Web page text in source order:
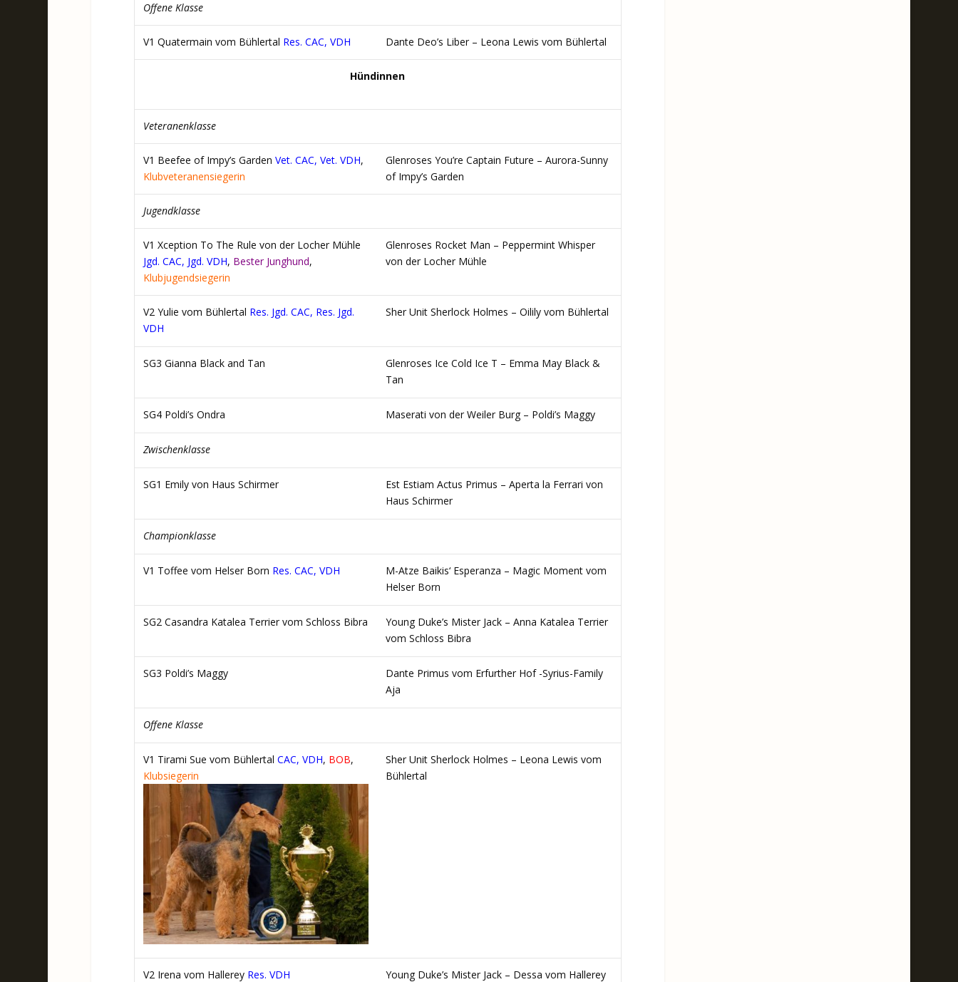
Offene Klasse
V1 Quatermain vom Bühlertal Res. CAC, VDH Dante Deo’s Liber – Leona Lewis vom Bühlertal
Hündinnen
Veteranenklasse
V1 Beefee of Impy’s Garden Vet. CAC, Vet. VDH,
Klubveteranensiegerin
Glenroses You’re Captain Future – Aurora-Sunny
of Impy’s Garden
Jugendklasse
V1 Xception To The Rule von der Locher Mühle
Jgd. CAC, Jgd. VDH, Bester Junghund,
Klubjugendsiegerin
Glenroses Rocket Man – Peppermint Whisper
von der Locher Mühle
V2 Yulie vom Bühlertal Res. Jgd. CAC, Res. Jgd.
VDH
Sher Unit Sherlock Holmes – Oilily vom Bühlertal
SG3 Gianna Black and Tan
Glenroses Ice Cold Ice T – Emma May Black &
Tan
SG4 Poldi’s Ondra Maserati von der Weiler Burg – Poldi’s Maggy
Zwischenklasse
SG1 Emily von Haus Schirmer
Est Estiam Actus Primus – Aperta la Ferrari von
Haus Schirmer
Championklasse
V1 Toffee vom Helser Born Res. CAC, VDH
M-Atze Baikis‘ Esperanza – Magic Moment vom
Helser Born
SG2 Casandra Katalea Terrier vom Schloss Bibra
Young Duke’s Mister Jack – Anna Katalea Terrier
vom Schloss Bibra
SG3 Poldi’s Maggy
Dante Primus vom Erfurther Hof -Syrius-Family
Aja
Offene Klasse
V1 Tirami Sue vom Bühlertal CAC, VDH, BOB,
Klubsiegerin
Sher Unit Sherlock Holmes – Leona Lewis vom
Bühlertal
V2 Irena vom Hallerey Res. VDH Young Duke’s Mister Jack – Dessa vom Hallerey